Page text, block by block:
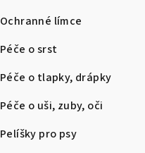
Ochranné límce
Péče o srst
Péče o tlapky, drápky
Péče o uši, zuby, oči
Pelíšky pro psy